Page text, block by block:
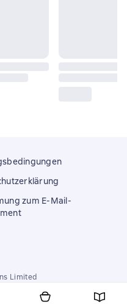
zum E-Mail-
Limited